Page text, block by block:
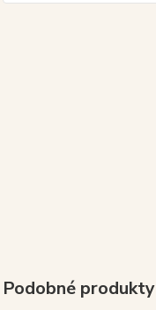
Podobné produkty